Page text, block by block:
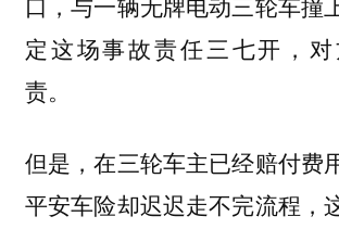
定这场事故责任三七开，
责。
但是，在三轮车主已经赔付费
平安车险却迟迟走不完流程，